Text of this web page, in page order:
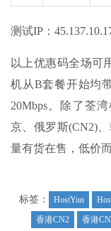
测试IP：
以上优惠码全场可
机从B套餐开始均
20Mbps。除了荃
京、俄罗斯(CN2)
量有货在售，低价
标签： HostYun
香港CN2
香港